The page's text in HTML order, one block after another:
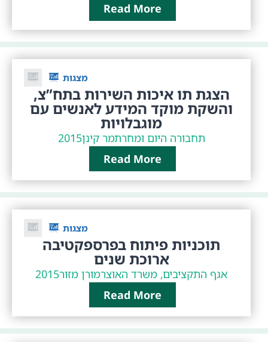
Read More
מצגות
הצגת תו איכות השירות בתח”צ,
והשקת מוקד המידע לאנשים עם
מוגבלויות
2015תמר קינןתחבורה היום ומחר
Read More
מצגות
תוכניות פיתוח בפרספקטיבה
ארוכת שנים
2015מורן מזוראגף התקציבים, משרד האוצר
Read More